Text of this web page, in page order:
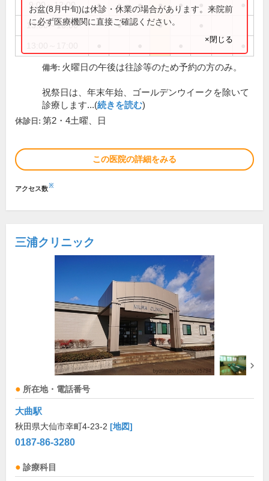
9:00～12:00 ● ● ● ● ●
13:00～16:00 ● ●
お盆(8月中旬)は休診・休業の場合があります。来院前
に必ず医療機関に直接ご確認ください。
×閉じる
備考: 火曜日の午後は往診等のため予約の方のみ。
祝祭日は、年末年始、ゴールデンウイークを除いて
診療します...(続きを読む)
休診日: 第2・4土曜、日
この医院の詳細をみる
アクセス数※
三浦クリニック
所在地・電話番号
大曲駅
秋田県大仙市幸町4-23-2 [地図]
0187-86-3280
診療科目